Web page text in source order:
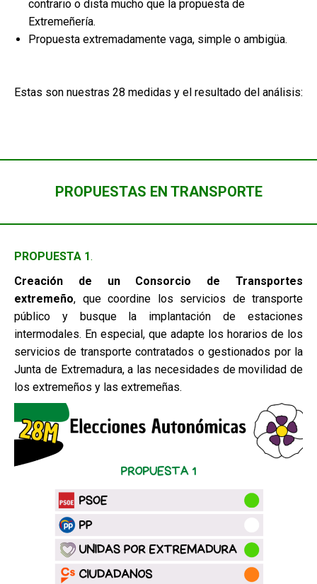
contrario o dista mucho que la propuesta de
Extremeñería.
Propuesta extremadamente vaga, simple o ambigüa.
Estas son nuestras 28 medidas y el resultado del análisis:
PROPUESTAS EN TRANSPORTE
PROPUESTA 1.
Creación de un Consorcio de Transportes
extremeño, que coordine los servicios de transporte
público y busque la implantación de estaciones
intermodales. En especial, que adapte los horarios de los
servicios de transporte contratados o gestionados por la
Junta de Extremadura, a las necesidades de movilidad de
los extremeños y las extremeñas.